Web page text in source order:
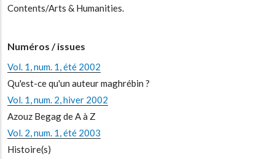
Contents/Arts & Humanities.
Numéros / issues
Vol. 1, num. 1, été 2002
Qu'est-ce qu'un auteur maghrébin ?
Vol. 1, num. 2, hiver 2002
Azouz Begag de A à Z
Vol. 2, num. 1, été 2003
Histoire(s)